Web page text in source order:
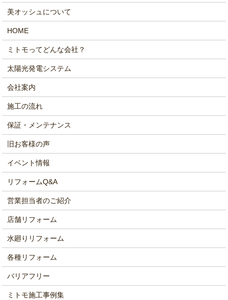
美オッシュについて
HOME
ミトモってどんな会社？
太陽光発電システム
会社案内
施工の流れ
保証・メンテナンス
旧お客様の声
イベント情報
リフォームQ&A
営業担当者のご紹介
店舗リフォーム
水廻りリフォーム
各種リフォーム
バリアフリー
ミトモ施工事例集